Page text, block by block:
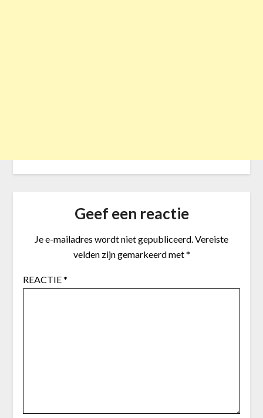
Geef een reactie
Je e-mailadres wordt niet gepubliceerd.Vereiste
velden zijn gemarkeerd met*
REACTIE*